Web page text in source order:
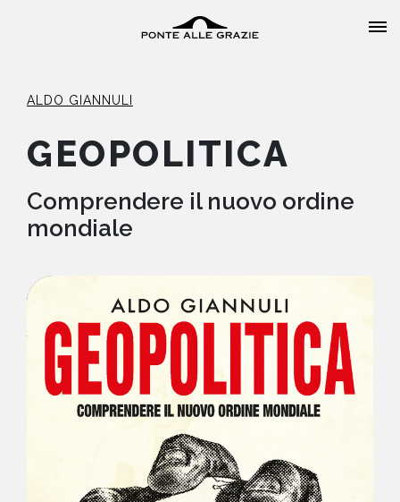
HOME
CATALOGO
AUTORI
EVENTI
NEWS
CONTATTI
ALDO GIANNULI
GEOPOLITICA
Comprendere il nuovo ordine
mondiale